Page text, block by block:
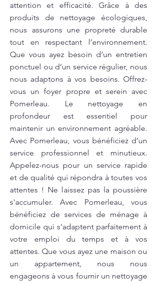
attention et efficacité. Grâce à des
produits de nettoyage écologiques,
nous assurons une propreté durable
tout en respectant l’environnement.
Que vous ayez besoin d’un entretien
ponctuel ou d’un service régulier, nous
nous adaptons à vos besoins. Offrez-
vous un foyer propre et serein avec
Pomerleau. Le nettoyage en
profondeur est essentiel pour
maintenir un environnement agréable.
Avec Pomerleau, vous bénéficiez d’un
service professionnel et minutieux.
Appelez-nous pour un service rapide
et de qualité qui répondra à toutes vos
attentes ! Ne laissez pas la poussière
s'accumuler. Avec Pomerleau, vous
bénéficiez de services de ménage à
domicile qui s'adaptent parfaitement à
votre emploi du temps et à vos
attentes. Que vous ayez une maison ou
un appartement, nous nous
engageons à vous fournir un nettoyage